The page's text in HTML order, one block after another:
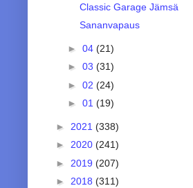
Classic Garage Jämsä
Sananvapaus
► 04 (21)
► 03 (31)
► 02 (24)
► 01 (19)
► 2021 (338)
► 2020 (241)
► 2019 (207)
► 2018 (311)